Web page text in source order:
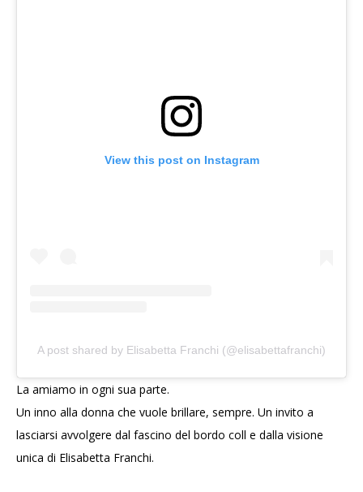
View this post on Instagram
A post shared by Elisabetta Franchi (@elisabettafranchi)
La amiamo in ogni sua parte.
Un inno alla donna che vuole brillare, sempre. Un invito a
lasciarsi avvolgere dal fascino del bordo coll e dalla visione
unica di Elisabetta Franchi.